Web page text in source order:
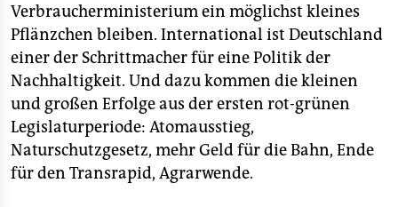
Verbraucherministerium ein möglichst kleines
Pflänzchen bleiben. International ist Deutschland
einer der Schrittmacher für eine Politik der
Nachhaltigkeit. Und dazu kommen die kleinen
und großen Erfolge aus der ersten rot-grünen
Legislaturperiode: Atomausstieg,
Naturschutzgesetz, mehr Geld für die Bahn, Ende
für den Transrapid, Agrarwende.